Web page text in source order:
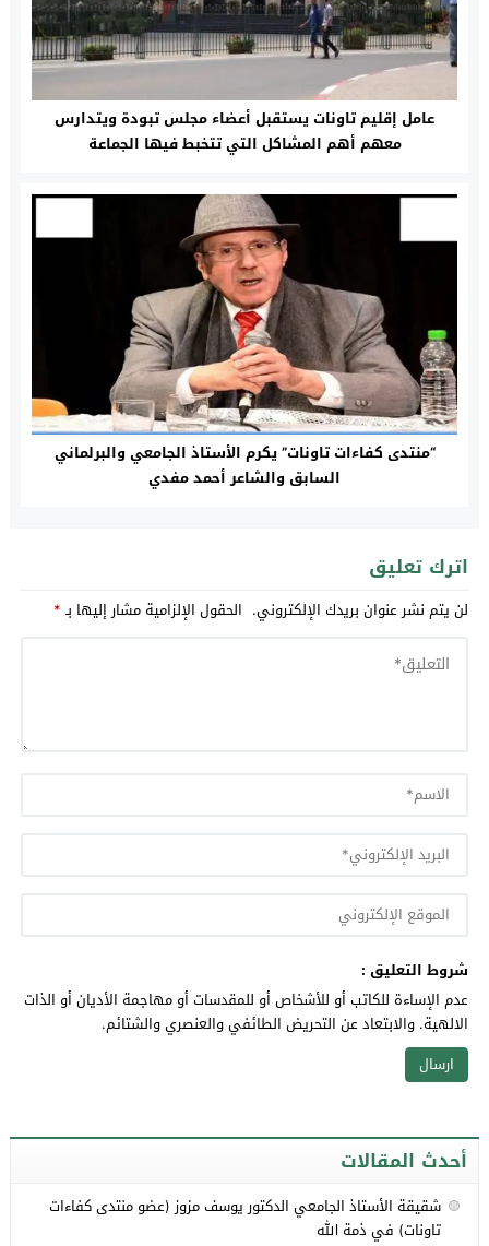
عامل إقليم تاونات يستقبل أعضاء مجلس تبودة ويتدارس
معهم أهم المشاكل التي تتخبط فيها الجماعة
“منتدى كفاءات تاونات”‎ يكرم الأستاذ الجامعي والبرلماني
السابق والشاعر أحمد مفدي
اترك تعليق
لن يتم نشر عنوان بريدك الإلكتروني. الحقول الإلزامية مشار إليها بـ*
شروط التعليق :
عدم الإساءة للكاتب أو للأشخاص أو للمقدسات أو مهاجمة الأديان أو الذات
الالهية. والابتعاد عن التحريض الطائفي والعنصري والشتائم.
أحدث المقالات
شقيقة الأستاذ الجامعي الدكتور يوسف مزوز (عضو منتدى كفاءات
تاونات) في ذمة الله